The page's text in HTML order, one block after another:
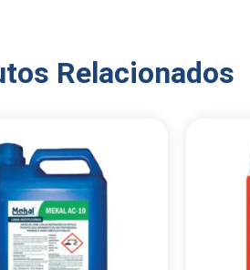
Relacionados